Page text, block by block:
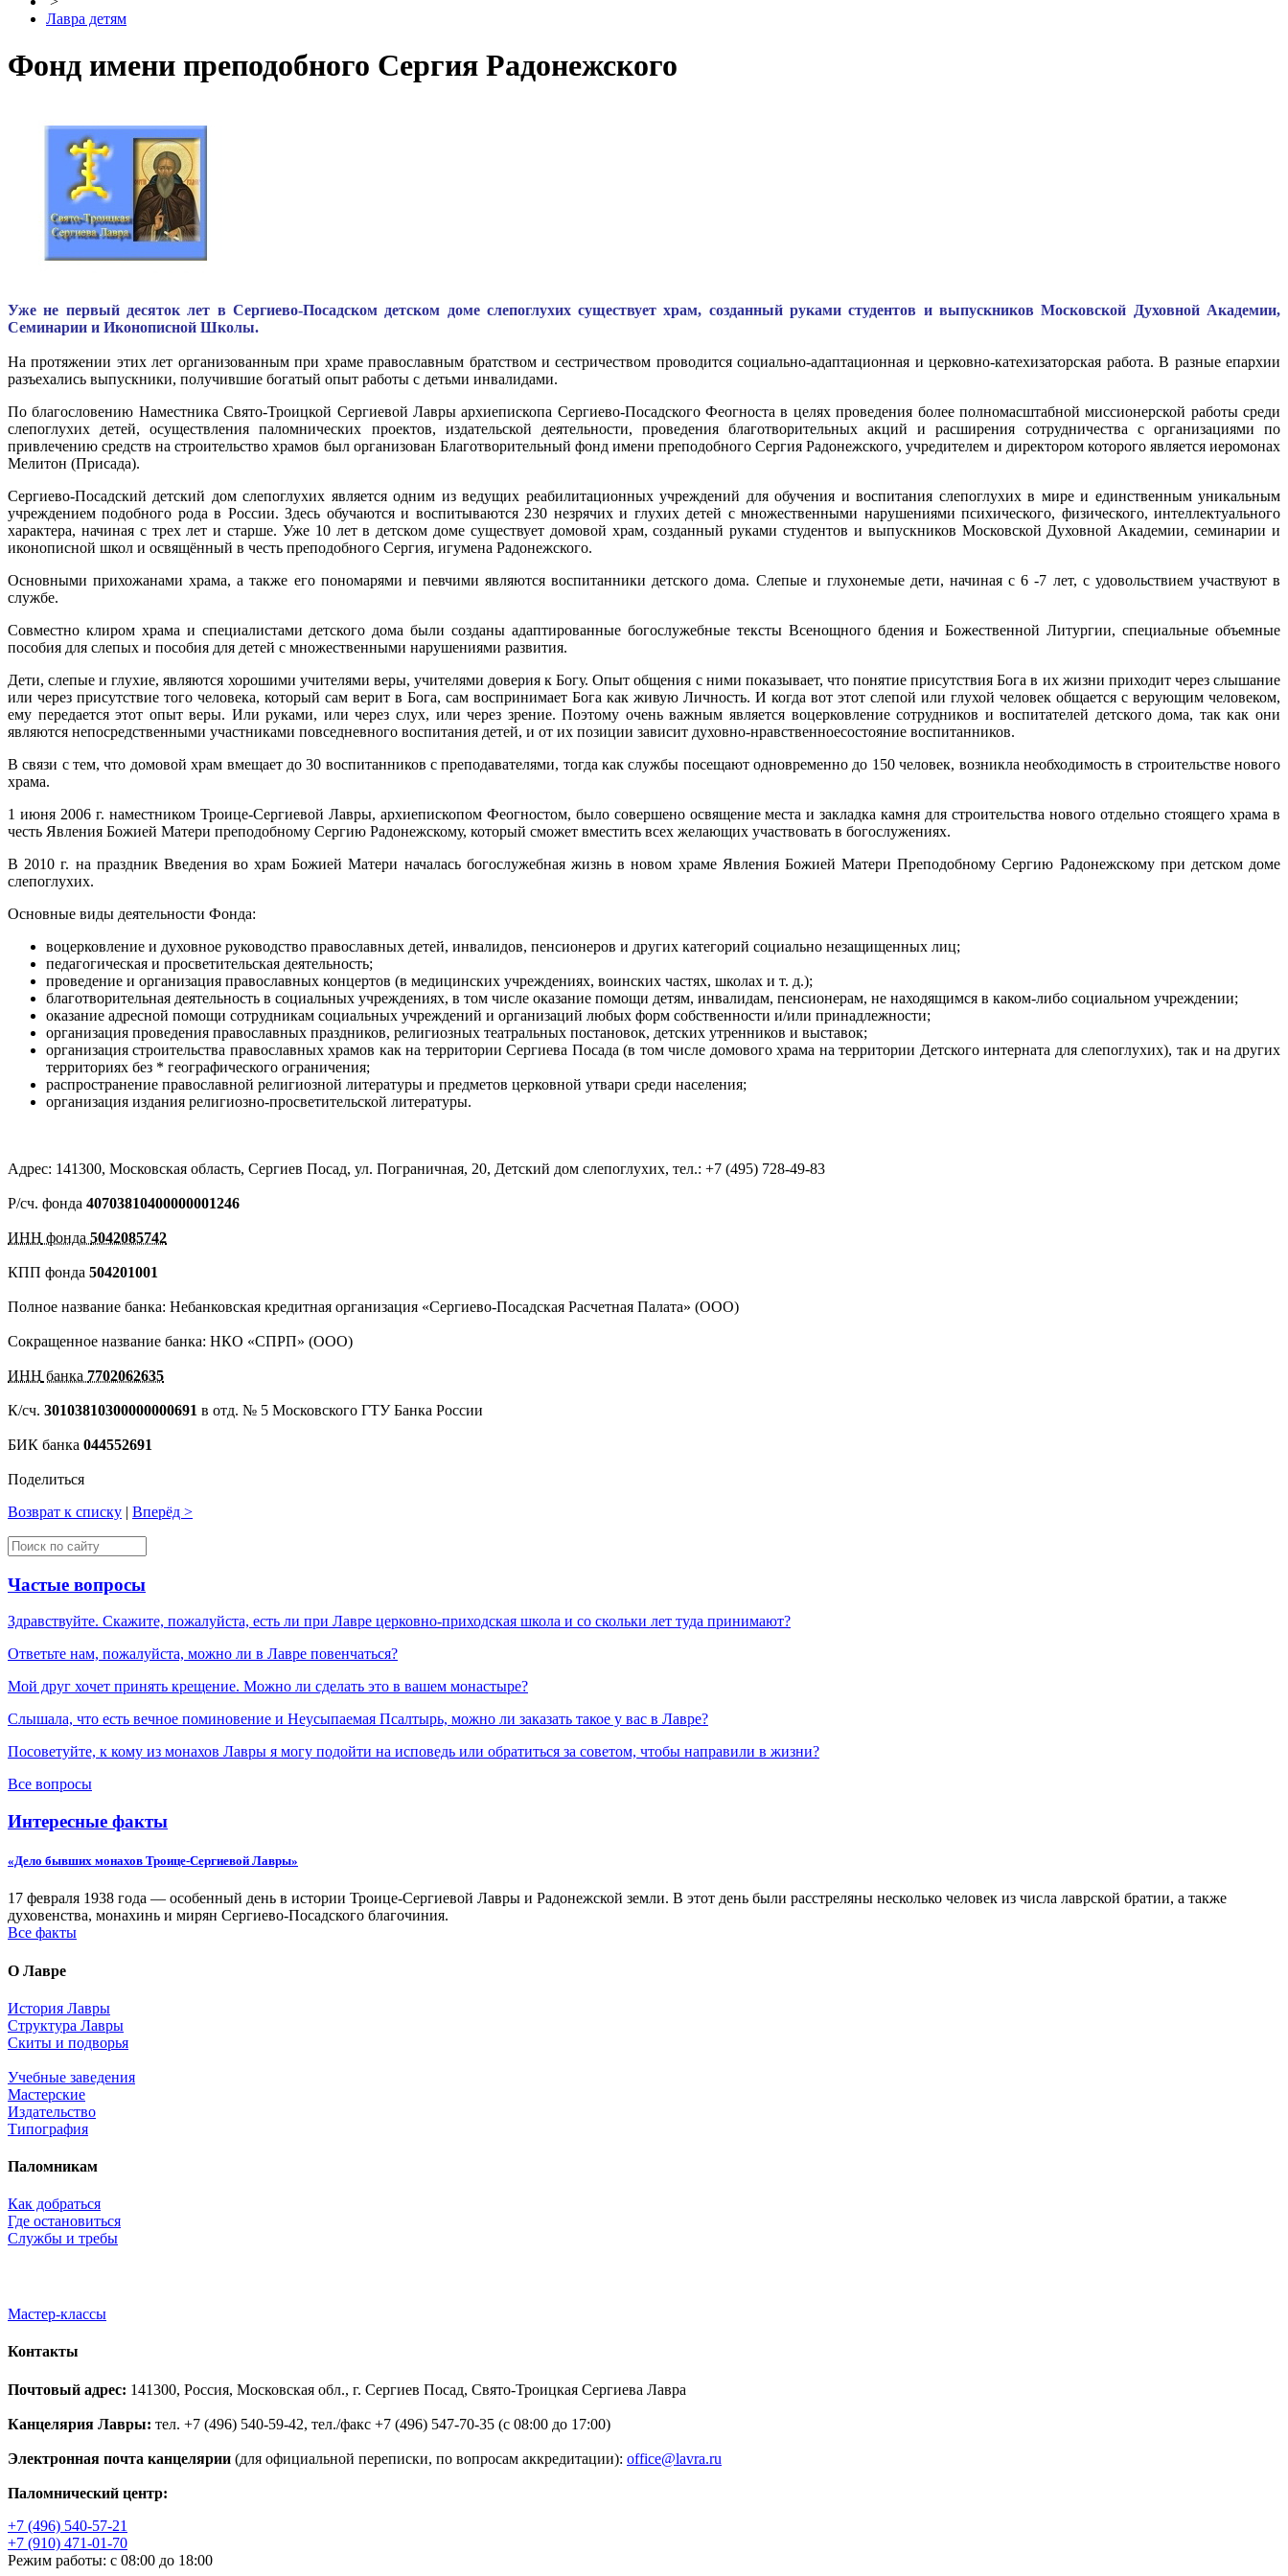
Лавра детям
Фонд имени преподобного Сергия Радонежского
Уже не первый десяток лет в Сергиево-Посадском детском доме слепоглухих существует храм, созданный руками студентов и выпускников Московской Духовной Академии,
Семинарии и Иконописной Школы.
На протяжении этих лет организованным при храме православным братством и сестричеством проводится социально-адаптационная и церковно-катехизаторская работа. В разные епархии
разъехались выпускники, получившие богатый опыт работы с детьми инвалидами.
По благословению НаместникаСвято-Троицкой Сергиевой Лавры архиепископа Сергиево-ПосадскогоФеогноста в целях проведения более полномасштабной миссионерской работы среди
слепоглухих детей, осуществления паломнических проектов, издательской деятельности, проведения благотворительных акций и расширения сотрудничества с организациями по
привлечению средств на строительство храмов был организован Благотворительный фонд имени преподобного Сергия Радонежского, учредителем и директором которого является иеромонах
Мелитон (Присада).
Сергиево-Посадский детский дом слепоглухих является одним из ведущих реабилитационных учреждений для обучения и воспитания слепоглухих в мире и единственным уникальным
учреждением подобного рода в России. Здесь обучаются и воспитываются 230 незрячих и глухих детей с множественными нарушениями психического, физического, интеллектуального
характера, начиная с трех лет и старше. Уже 10 лет в детском доме существует домовой храм, созданный руками студентов и выпускников Московской Духовной Академии, семинарии и
иконописной школ и освящённый в честь преподобного Сергия, игумена Радонежского.
Основными прихожанами храма, а также его пономарями и певчими являются воспитанники детского дома. Слепые и глухонемые дети, начиная с 6 -7 лет, с удовольствием участвуют в
службе.
Совместно клиром храма и специалистами детского дома были созданы адаптированные богослужебные тексты Всенощного бдения и Божественной Литургии, специальные объемные
пособия для слепых и пособия для детей с множественными нарушениями развития.
Дети, слепые и глухие, являются хорошими учителями веры, учителями доверия к Богу. Опыт общения с ними показывает, что понятие присутствия Бога в их жизни приходит через слышание
или через присутствие того человека, который сам верит в Бога, сам воспринимает Бога как живую Личность. И когда вот этот слепой или глухой человек общается с верующим человеком,
ему передается этот опыт веры. Или руками, или через слух, или через зрение. Поэтому очень важным является воцерковление сотрудников и воспитателей детского дома, так как они
являются непосредственными участниками повседневного воспитания детей, и от их позиции зависит духовно-нравственноесостояние воспитанников.
В связи с тем, что домовой храм вмещает до 30 воспитанников с преподавателями, тогда как службы посещают одновременно до 150 человек, возникла необходимость в строительстве нового
храма.
1 июня 2006 г. наместником Троице-Сергиевой Лавры, архиепископом Феогностом, было совершено освящение места и закладка камня для строительства нового отдельно стоящего храма в
честь Явления Божией Матери преподобному Сергию Радонежскому, который сможет вместить всех желающих участвовать в богослужениях.
В 2010 г. на праздник Введения во храм Божией Матери началась богослужебная жизнь в новом храме Явления Божией Матери Преподобному Сергию Радонежскому при детском доме
слепоглухих.
Основные виды деятельности Фонда:
воцерковление и духовное руководство православных детей, инвалидов, пенсионеров и других категорий социально незащищенных лиц;
педагогическая и просветительская деятельность;
проведение и организация православных концертов (в медицинских учреждениях, воинских частях, школах и т. д.);
благотворительная деятельность в социальных учреждениях, в том числе оказание помощи детям, инвалидам, пенсионерам, не находящимся в каком-либо социальном учреждении;
оказание адресной помощи сотрудникам социальных учреждений и организаций любых форм собственности и/или принадлежности;
организация проведения православных праздников, религиозных театральных постановок, детских утренников и выставок;
организация строительства православных храмов как на территории Сергиева Посада (в том числе домового храма на территории Детского интерната для слепоглухих), так и на других
территориях без * географического ограничения;
распространение православной религиозной литературы и предметов церковной утвари среди населения;
организация издания религиозно-просветительской литературы.
Адрес: 141300, Московская область, Сергиев Посад, ул. Пограничная, 20, Детский дом слепоглухих, тел.: +7 (495) 728-49-83
Р/сч. фонда 40703810400000001246
ИНН фонда 5042085742
КПП фонда 504201001
Полное название банка: Небанковская кредитная организация «Сергиево-Посадская Расчетная Палата» (ООО)
Сокращенное название банка: НКО «СПРП» (ООО)
ИНН банка 7702062635
К/сч. 30103810300000000691 в отд. № 5 Московского ГТУ Банка России
БИК банка 044552691
Поделиться
Возврат к списку | Вперёд >
Частые вопросы
Здравствуйте. Скажите, пожалуйста, есть ли при Лавре церковно-приходская школа и со скольки лет туда принимают?
Ответьте нам, пожалуйста, можно ли в Лавре повенчаться?
Мой друг хочет принять крещение. Можно ли сделать это в вашем монастыре?
Слышала, что есть вечное поминовение и Неусыпаемая Псалтырь, можно ли заказать такое у вас в Лавре?
Посоветуйте, к кому из монахов Лавры я могу подойти на исповедь или обратиться за советом, чтобы направили в жизни?
Все вопросы
Интересные факты
«Дело бывших монахов Троице-Сергиевой Лавры»
17 февраля 1938 года — особенный день в истории Троице-Сергиевой Лавры и Радонежской земли. В этот день были расстреляны несколько человек из числа лаврской братии, а также
духовенства, монахинь и мирян Сергиево-Посадского благочиния.
Все факты
О Лавре
История Лавры
Структура Лавры
Скиты и подворья
Учебные заведения
Мастерские
Издательство
Типография
Паломникам
Как добраться
Где остановиться
Службы и требы
Мастер-классы
Контакты
Почтовый адрес: 141300, Россия, Московская обл., г. Сергиев Посад, Свято-Троицкая Сергиева Лавра
Канцелярия Лавры: тел. +7 (496) 540-59-42, тел./факс +7 (496) 547-70-35 (с 08:00 до 17:00)
Электронная почта канцелярии (для официальной переписки, по вопросам аккредитации): office@lavra.ru
Паломнический центр:
+7 (496) 540-57-21
+7 (910) 471-01-70
Режим работы: с 08:00 до 18:00